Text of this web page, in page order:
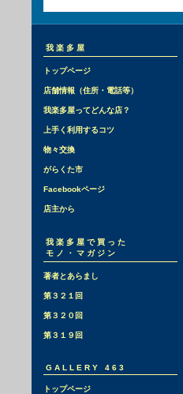
我楽多屋
トップページ
店舗情報（住所・電話等）
我楽多屋ってどんな店？
上手く利用するコツ
物々交換
がらくた市
Facebookページ
店主から
我楽多屋で買った
モノ・マガジン
著者とあらまし
第３２１回
第３２０回
第３１９回
GALLERY 463
トップページ